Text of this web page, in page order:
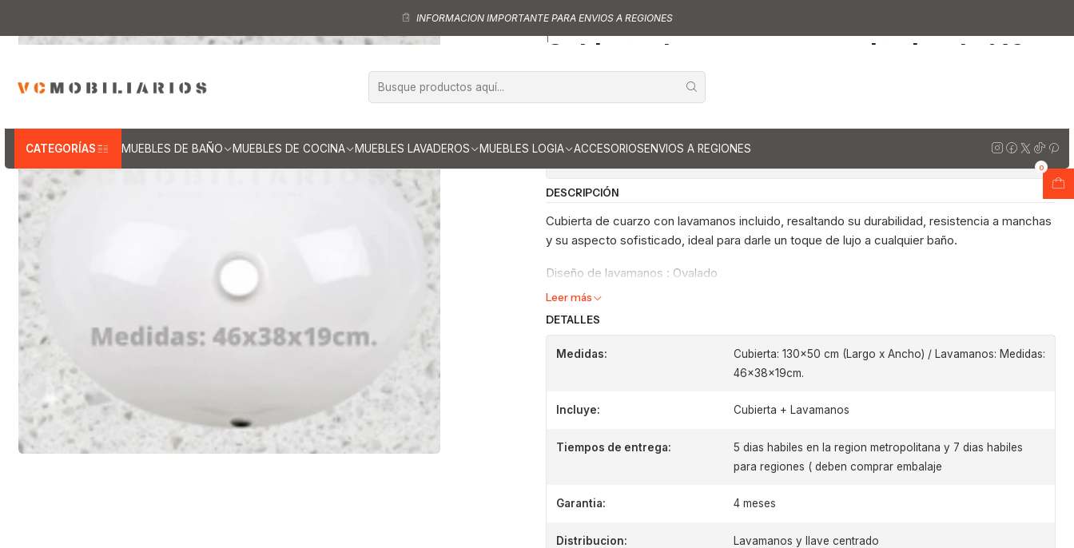
CATEGORÍAS MUEBLES DE BAÑO MUEBLES DE COCINA MUEBLES LAVADEROS MUEBLES LOGIA ACCESORIOSENVIOS A REGIONES
0
INFORMACION IMPORTANTE PARA ENVIOS A REGIONES
Cubiertas para vanitorios de 140 cm
Cubierta de cuarzo para vanitorios de 140 cm / LO / Blanco Galaxys
|
Cubierta de cuarzo para vanitorios de 140
cm / LO / Blanco Galaxys
DESCRIPCIÓN
Cubierta de cuarzo con lavamanos incluido, resaltando su durabilidad, resistencia a manchas
y su aspecto sofisticado, ideal para darle un toque de lujo a cualquier baño.
Diseño de lavamanos : Ovalado
Leer más
DETALLES
Medidas:
Cubierta: 130x50 cm (Largo x Ancho) / Lavamanos: Medidas:
46x38x19cm.
Incluye: Cubierta + Lavamanos
Tiempos de entrega:
5 dias habiles en la region metropolitana y 7 dias habiles
para regiones ( deben comprar embalaje
Garantia: 4 meses
Distribucion: Lavamanos y llave centrado